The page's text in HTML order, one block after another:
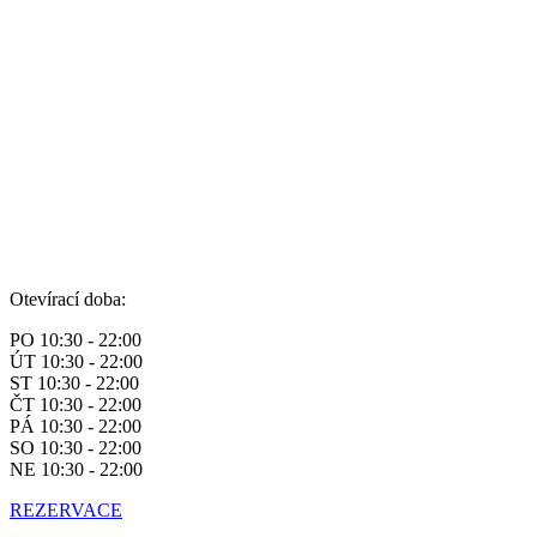
Otevírací doba:
PO 10:30 - 22:00
ÚT 10:30 - 22:00
ST 10:30 - 22:00
ČT 10:30 - 22:00
PÁ 10:30 - 22:00
SO 10:30 - 22:00
NE 10:30 - 22:00
REZERVACE